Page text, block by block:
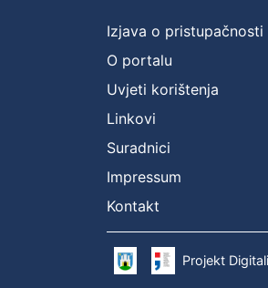
Izjava o pristupačnosti
O portalu
Uvjeti korištenja
Linkovi
Suradnici
Impressum
Kontakt
Projekt